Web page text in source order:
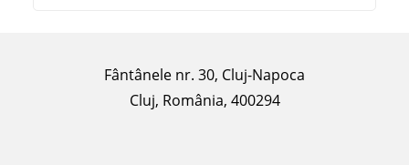
Fântânele nr. 30, Cluj-Napoca
Cluj, România, 400294